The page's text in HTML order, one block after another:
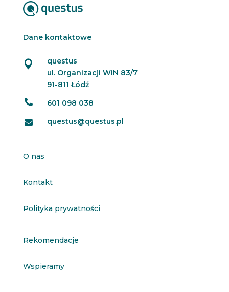
Dane kontaktowe

questus
ul. Organizacji WiN 83/7
91-811 Łódź
 601 098 038
 questus@questus.pl
O nas
Kontakt
Polityka prywatności
Rekomendacje
Wspieramy